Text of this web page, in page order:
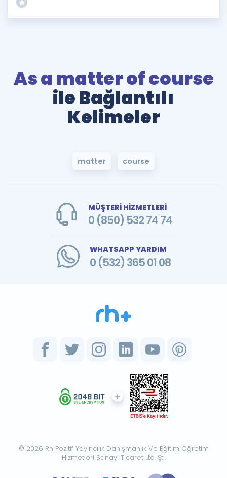
As a matter of course
ile Bağlantılı
Kelimeler
matter course
MÜŞTERİ HİZMETLERİ
0 (850) 532 74 74
WHATSAPP YARDIM
0 (532) 365 01 08
© 2026 Rh Pozitif Yayıncılık Danışmanlık Ve Eğitim Öğretim
Hizmetleri Sanayi Ticaret Ltd. Şti.